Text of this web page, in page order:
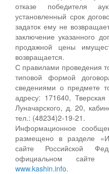
отказе победителя
установленный срок
задаток ему не
заключение указанного
продажной цены
возвращается.
С правилами проведения
типовой формой
сведениями о предмете
адресу: 171640,
Луначарского, д. 20,
тел.: (48234)2-19-21.
Информационное
размещено в разделе
сайте Российской
официальном сайте
www.kashin.info.